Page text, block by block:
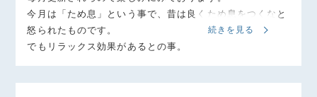
今月は「ため息」という事で、昔は良くため息をつくなと
怒られたものです。
でもリラックス効果があるとの事。
続きを見る